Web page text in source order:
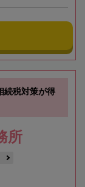
続税対策が得
所